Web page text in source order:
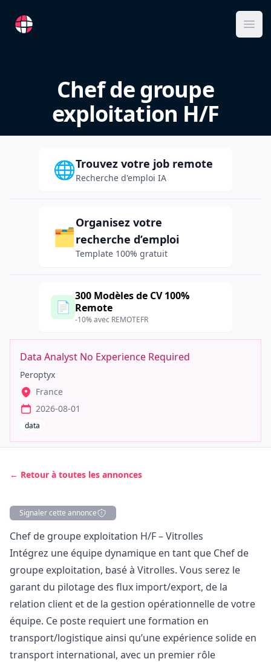
RemoteFR
Chef de groupe
exploitation H/F
🌐Trouvez votre job remote
Recherche d'emploi IA
🗂️
Organisez votre
recherche d’emploi
Template 100% gratuit
📄
300 Modèles de CV 100%
Remote
-10% avec REMOTEFR
Data Analyst No Experience Required
Peroptyx
France
2026-08-01
data
← Retour à toutes les annonces
Signaler cette annonce
Description
Chef de groupe exploitation H/F – Vitrolles
Intégrez une équipe dynamique en tant que Chef de
groupe exploitation, basé à Vitrolles. Vous serez le
garant du pilotage des flux import/export, de la
relation client et de la gestion opérationnelle de votre
équipe. Ce poste requiert une formation en
transport/logistique ainsi qu’une expérience solide en
transport international, avec un premier rôle